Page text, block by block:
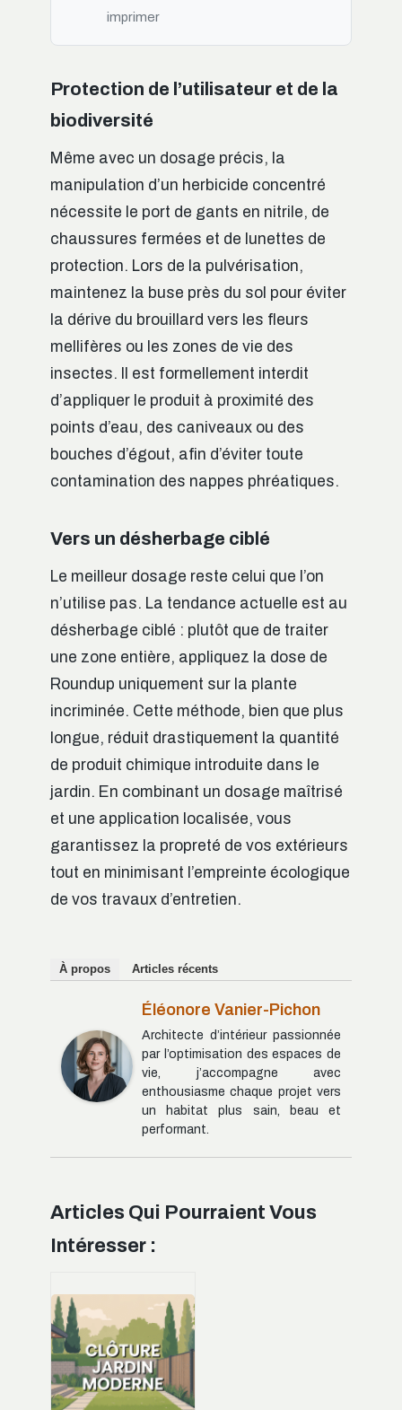
imprimer
Protection de l’utilisateur et de la
biodiversité
Même avec un dosage précis, la
manipulation d’un herbicide concentré
nécessite le port de gants en nitrile, de
chaussures fermées et de lunettes de
protection. Lors de la pulvérisation,
maintenez la buse près du sol pour éviter
la dérive du brouillard vers les fleurs
mellifères ou les zones de vie des
insectes. Il est formellement interdit
d’appliquer le produit à proximité des
points d’eau, des caniveaux ou des
bouches d’égout, afin d’éviter toute
contamination des nappes phréatiques.
Vers un désherbage ciblé
Le meilleur dosage reste celui que l’on
n’utilise pas. La tendance actuelle est au
désherbage ciblé : plutôt que de traiter
une zone entière, appliquez la dose de
Roundup uniquement sur la plante
incriminée. Cette méthode, bien que plus
longue, réduit drastiquement la quantité
de produit chimique introduite dans le
jardin. En combinant un dosage maîtrisé
et une application localisée, vous
garantissez la propreté de vos extérieurs
tout en minimisant l’empreinte écologique
de vos travaux d’entretien.
À propos Articles récents
Éléonore Vanier-Pichon
Architecte d’intérieur passionnée
par l’optimisation des espaces de
vie, j’accompagne avec
enthousiasme chaque projet vers
un habitat plus sain, beau et
performant.
Articles Qui Pourraient Vous
Intéresser :